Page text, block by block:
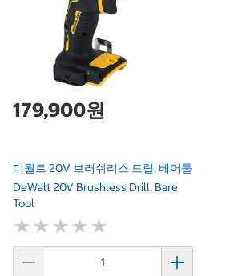
179,900원
디월트 20V 브러쉬리스 드릴, 베어툴
DeWalt 20V Brushless Drill, Bare
Tool
★ ★ ★ ★ ★
★ ★ ★ ★ ★